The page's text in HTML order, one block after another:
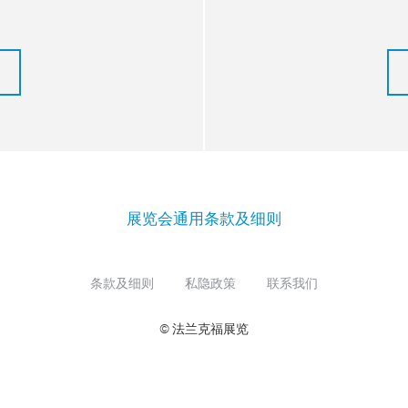
展览会通用条款及细则
条款及细则 私隐政策 联系我们
© 法兰克福展览